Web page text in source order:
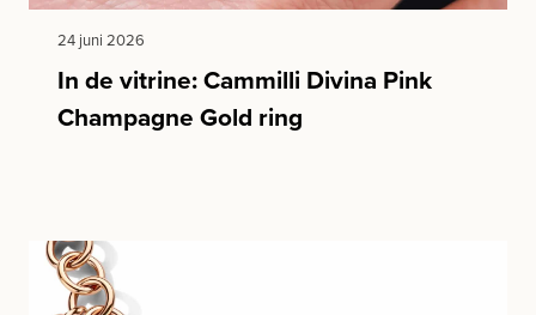
24 juni 2026
In de vitrine: Cammilli Divina Pink
Champagne Gold ring